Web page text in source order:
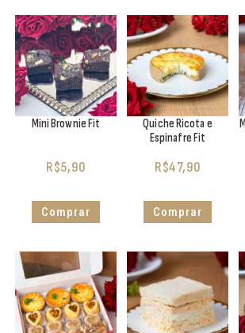
Mini Brownie Fit
R$5,90
Comprar
Quiche Ricota e
Espinafre Fit
R$47,90
Comprar